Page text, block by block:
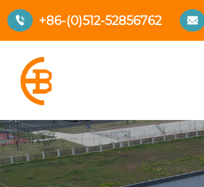
 +86-(0)512-52856762 